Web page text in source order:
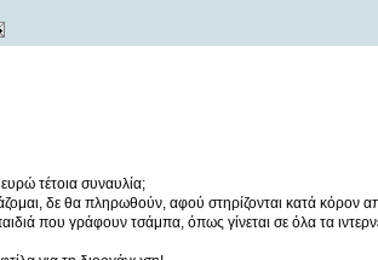
τέτοια συναυλία;
δε θα πληρωθούν, αφού στηρίζονται κατά κόρον
που γράφουν τσάμπα, όπως γίνεται σε όλα τα